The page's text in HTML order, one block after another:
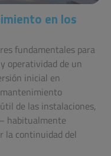
en los
fundamentales para
operatividad de un
inicial en
de las instalaciones,
habitualmente
la continuidad del